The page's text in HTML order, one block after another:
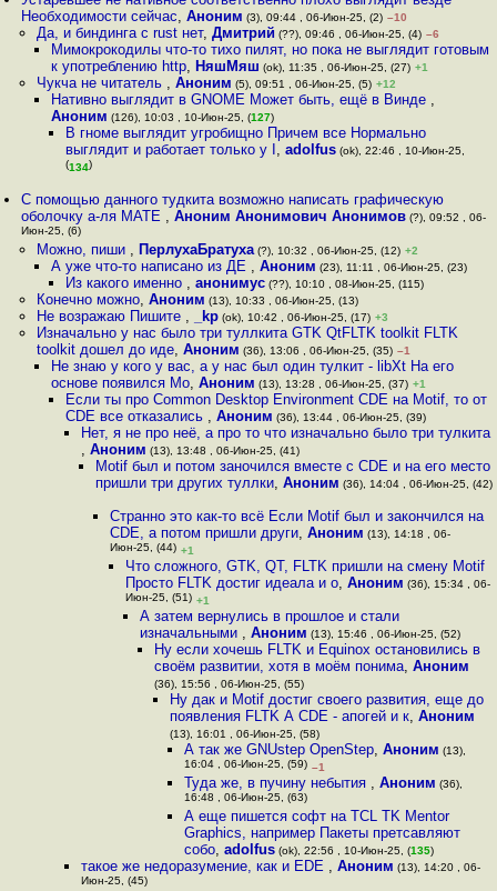
Необходимости сейчас,Аноним (3), 09:44 , 06-Июн-25, (2) –10
Да, и биндинга с rust нет, Дмитрий (??), 09:46 , 06-Июн-25, (4) –6
Мимокрокодилы что-то тихо пилят, но пока не выглядит готовым
к употреблению http, НяшМяш (ok), 11:35 , 06-Июн-25, (27) +1
Чукча не читатель , Аноним (5), 09:51 , 06-Июн-25, (5) +12
Нативно выглядит в GNOME Может быть, ещё в Винде ,
Аноним (126), 10:03 , 10-Июн-25, (127)
В гноме выглядит угробищно Причем все Нормально
выглядит и работает только у I ,adolfus (ok), 22:46 , 10-Июн-25,
(134)
С помощью данного тудкита возможно написать графическую
оболочку а-ля MATE ,Аноним Анонимович Анонимов (?), 09:52 , 06-
Июн-25, (6)
Можно, пиши , ПерлухаБратуха(?), 10:32 , 06-Июн-25, (12) +2
А уже что-то написано из ДЕ , Аноним (23), 11:11 , 06-Июн-25, (23)
Из какого именно ,анонимус (??), 10:10 , 08-Июн-25, (115)
Конечно можно, Аноним (13), 10:33 , 06-Июн-25, (13)
Не возражаю Пишите , _kp(ok), 10:42 , 06-Июн-25, (17) +3
Изначально у нас было три туллкита GTK QtFLTK toolkit FLTK
toolkit дошел до иде, Аноним (36), 13:06 , 06-Июн-25, (35) –1
Не знаю у кого у вас, а у нас был один тулкит - libXt На его
основе появился Mo, Аноним (13), 13:28 , 06-Июн-25, (37) +1
Если ты про Common Desktop Environment CDE на Motif, то от
CDE все отказались ,Аноним (36), 13:44 , 06-Июн-25, (39)
Нет, я не про неё, а про то что изначально было три тулкита
, Аноним (13), 13:48 , 06-Июн-25, (41)
Motif был и потом заночился вместе с CDE и на его место
пришли три других туллки, Аноним (36), 14:04 , 06-Июн-25, (42)
Странно это как-то всё Если Motif был и закончился на
CDE, а потом пришли други,Аноним (13), 14:18 , 06-
Июн-25, (44) +1
Что сложного, GTK, QT, FLTK пришли на смену Motif
Просто FLTK достиг идеала и о, Аноним (36), 15:34 , 06-
Июн-25, (51) +1
А затем вернулись в прошлое и стали
изначальными , Аноним (13), 15:46 , 06-Июн-25, (52)
Ну если хочешь FLTK и Equinox остановились в
своём развитии, хотя в моём понима,Аноним
(36), 15:56 , 06-Июн-25, (55)
Ну дак и Motif достиг своего развития, еще до
появления FLTK А CDE - апогей и к, Аноним
(13), 16:01 , 06-Июн-25, (58)
А так же GNUstep OpenStep, Аноним (13),
16:04 , 06-Июн-25, (59) –1
Туда же, в пучину небытия , Аноним (36),
16:48 , 06-Июн-25, (63)
А еще пишется софт на TCL TK Mentor
Graphics, например Пакеты претсавляют
собо, adolfus(ok), 22:56 , 10-Июн-25, (135)
такое же недоразумение, как и EDE , Аноним (13), 14:20 , 06-
Июн-25, (45)